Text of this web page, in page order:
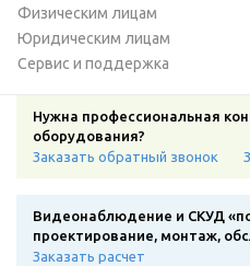
Физическим лицам
Юридическим лицам
Сервис и поддержка
Нужна профессиональная
оборудования?
Заказать обратный звонок
Видеонаблюдение и СКУД
проектирование, монтаж,
Заказать расчет